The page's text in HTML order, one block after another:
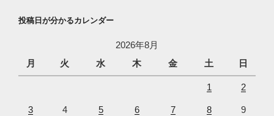
投稿日が分かるカレンダー
2026年8月
月
火 水 木 金 土 日
1 2
3 4 5 6 7 8 9